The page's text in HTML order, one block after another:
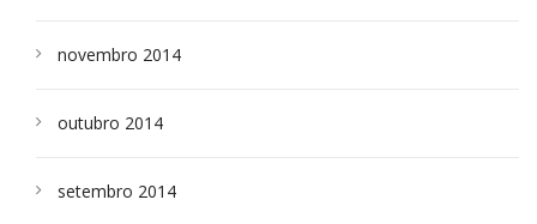
novembro 2014
outubro 2014
setembro 2014